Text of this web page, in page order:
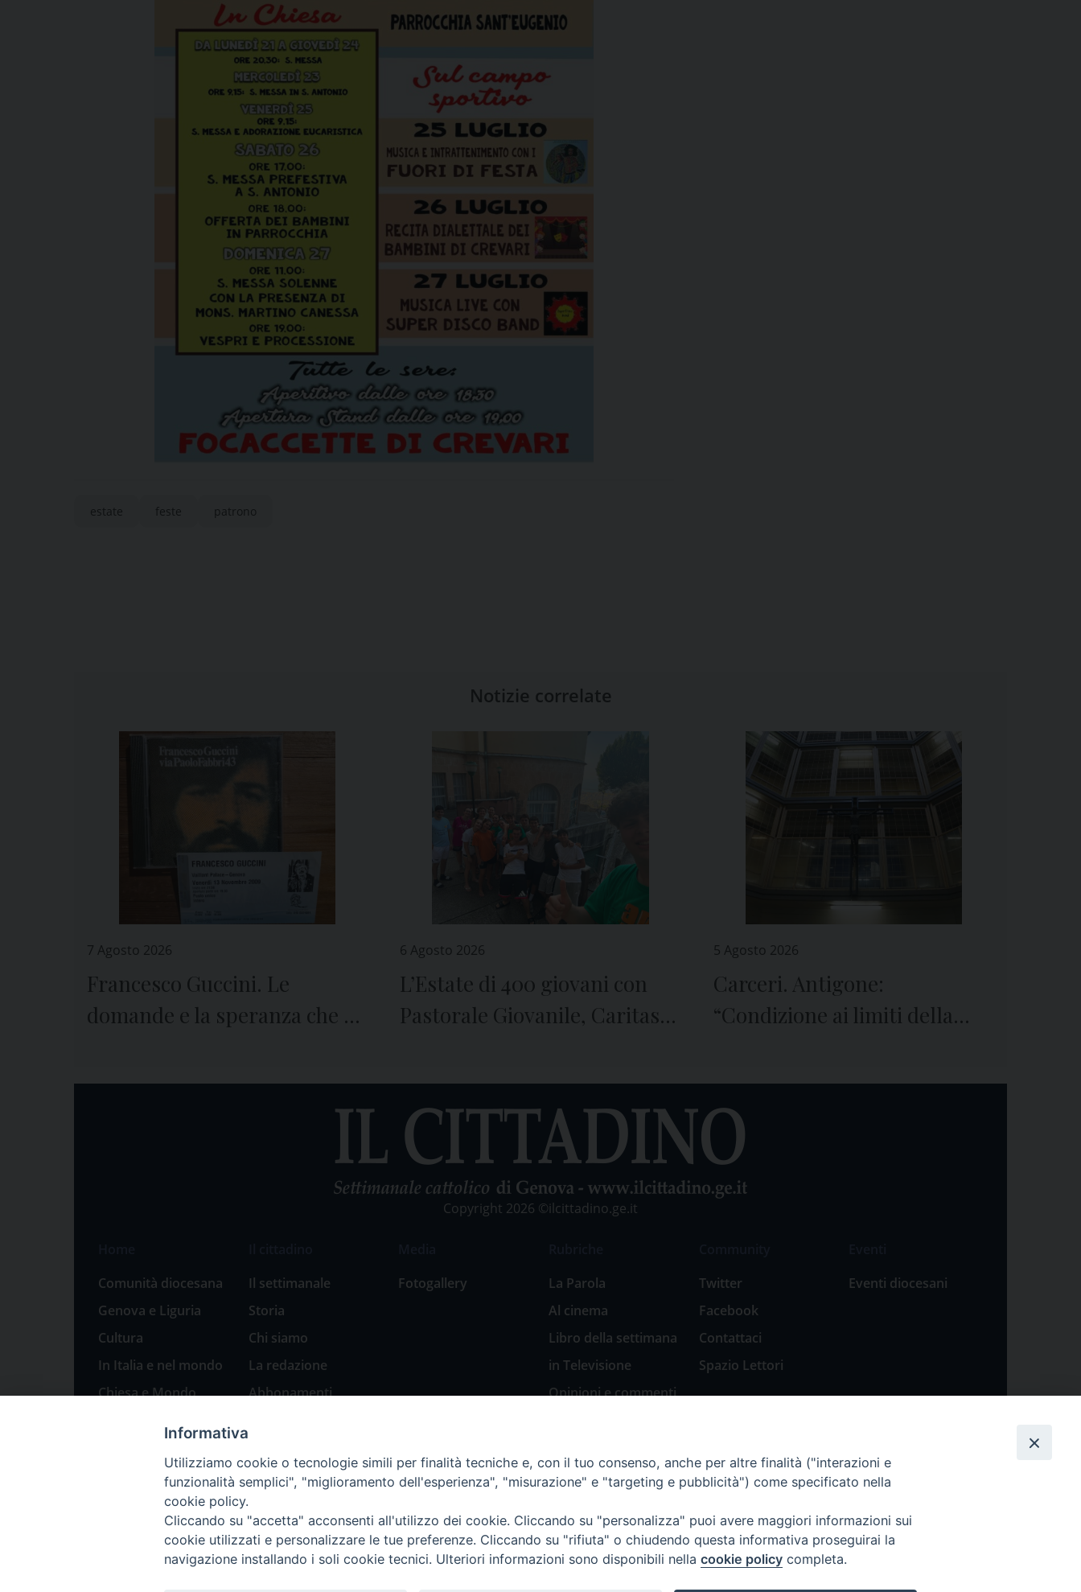
estate feste patrono
Notizie correlate
7 Agosto 2026
Francesco Guccini. Le
domande e la speranza che ci
6 Agosto 2026
L’Estate di 400 giovani con
Pastorale Giovanile, Caritas e
5 Agosto 2026
Carceri. Antigone:
“Condizione ai limiti della
Copyright 2026 ©ilcittadino.ge.it
Comunità diocesana
Genova e Liguria
Cultura
In Italia e nel mondo
Chiesa e Mondo
Natale 2023: presepi
Il settimanale
Storia
Chi siamo
La redazione
Abbonamenti
Fotogallery
La Parola
Al cinema
Libro della settimana
in Televisione
Opinioni e commenti
Natale 2018: Presepi
in Diocesi
Natale 2020: Presepi
nella Diocesi di
Genova
Twitter
Facebook
Contattaci
Spazio Lettori
Eventi diocesani
Informativa
Utilizziamo cookie o tecnologie simili per finalità tecniche e, con il tuo consenso, anche per altre finalità ("interazioni e
funzionalità semplici", "miglioramento dell'esperienza", "misurazione" e "targeting e pubblicità") come specificato nella
cookie policy.
Cliccando su "accetta" acconsenti all'utilizzo dei cookie. Cliccando su "personalizza" puoi avere maggiori informazioni sui
cookie utilizzati e personalizzare le tue preferenze. Cliccando su "rifiuta" o chiudendo questa informativa proseguirai la
navigazione installando i soli cookie tecnici. Ulteriori informazioni sono disponibili nella cookie policy completa.